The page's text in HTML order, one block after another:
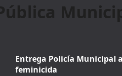
Entrega Policía Municipal
feminicida